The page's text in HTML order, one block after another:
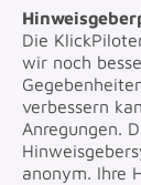
Die
wir noch
verbessern
Anregungen.
anonym. Ihre